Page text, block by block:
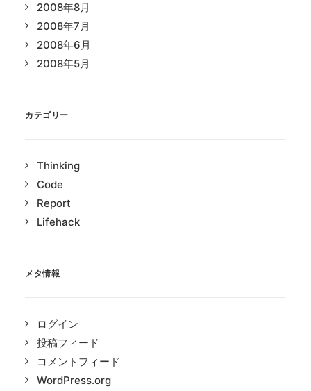
2008年8月
2008年7月
2008年6月
2008年5月
カテゴリー
Thinking
Code
Report
Lifehack
メタ情報
ログイン
投稿フィード
コメントフィード
WordPress.org